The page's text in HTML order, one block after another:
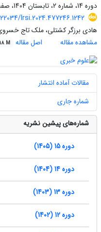
دوره 14، شماره 2، تابستان 1404، صفحه
lrsi.2024.477246.1242
هادی برزگر کشتلی، ملک تاج
مشاهده مقاله
اصل مقاله M
مقالات آماده انتشار
شماره جاری
شماره‌های پیشین نشریه
دوره 15 (1405)
دوره 14 (1404)
دوره 13 (1403)
دوره 12 (1402)